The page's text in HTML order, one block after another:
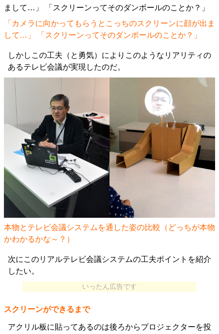
「カメラに向かってもらうとこっちのスクリーンに顔が出ま
して…」 「スクリーンってそのダンボールのことか？」
しかしこの工夫（と勇気）によりこのようなリアリティの
あるテレビ会議が実現したのだ。
本物とテレビ会議システムを通した姿の比較（どっちが本物
かわかるかな～？）
次にこのリアルテレビ会議システムの工夫ポイントを紹介
したい。
いったん広告です
スクリーンができるまで
アクリル板に貼ってあるのは後ろからプロジェクターを投